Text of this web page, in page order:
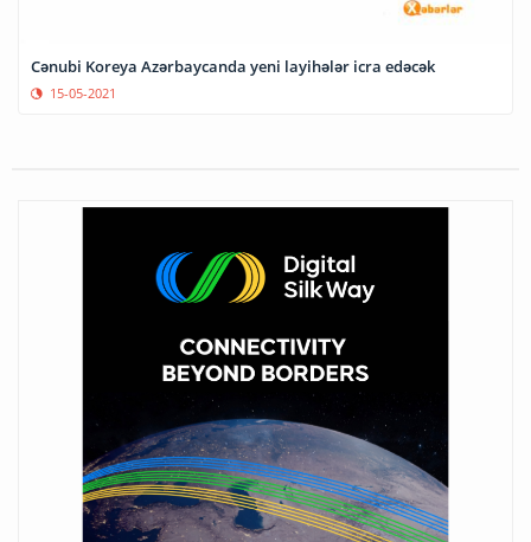
Cənubi Koreya Azərbaycanda yeni layihələr icra edəcək
15-05-2021